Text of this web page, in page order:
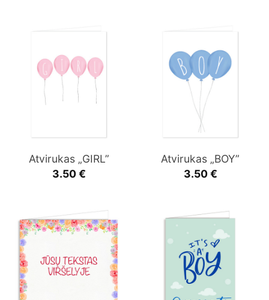
Atvirukas „GIRL”
3.50€
Atvirukas „BOY”
3.50€